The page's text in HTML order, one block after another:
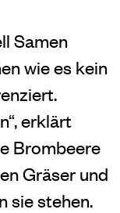
Samen
wie es kein
erklärt
Brombeere
Gräser und
sie stehen.